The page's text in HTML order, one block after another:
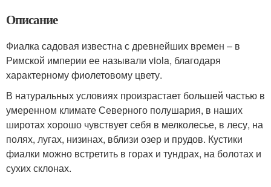
Описание
Фиалка садовая известна с древнейших времен – в
Римской империи ее называли viola, благодаря
характерному фиолетовому цвету.
В натуральных условиях произрастает большей частью в
умеренном климате Северного полушария, в наших
широтах хорошо чувствует себя в мелколесье, в лесу, на
полях, лугах, низинах, вблизи озер и прудов. Кустики
фиалки можно встретить в горах и тундрах, на болотах и
сухих склонах.